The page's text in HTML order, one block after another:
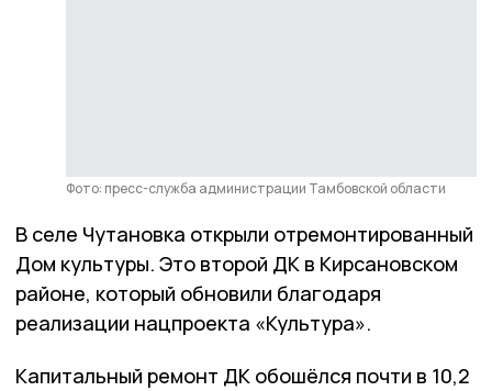
Фото: пресс-служба администрации Тамбовской области
В селе Чутановка открыли отремонтированный
Дом культуры. Это второй ДК в Кирсановском
районе, который обновили благодаря
реализации нацпроекта «Культура».
Капитальный ремонт ДК обошёлся почти в 10,2